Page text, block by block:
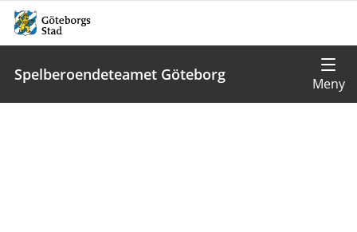
Spelberoendeteamet Göteborg